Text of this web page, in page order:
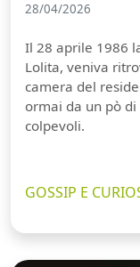
28/04/2026
Il 28 aprile 1986
Lolita, veniva
camera del
ormai da un pò
colpevoli.
GOSSIP E